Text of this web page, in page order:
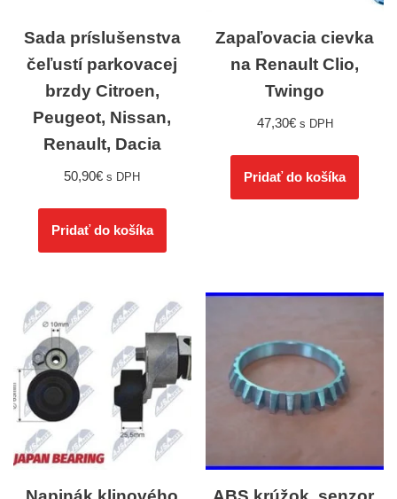
Sada príslušenstva
čeľustí parkovacej
brzdy Citroen,
Peugeot, Nissan,
Renault, Dacia
50,90€ s DPH
Pridať do košíka
Zapaľovacia cievka
na Renault Clio,
Twingo
47,30€ s DPH
Pridať do košíka